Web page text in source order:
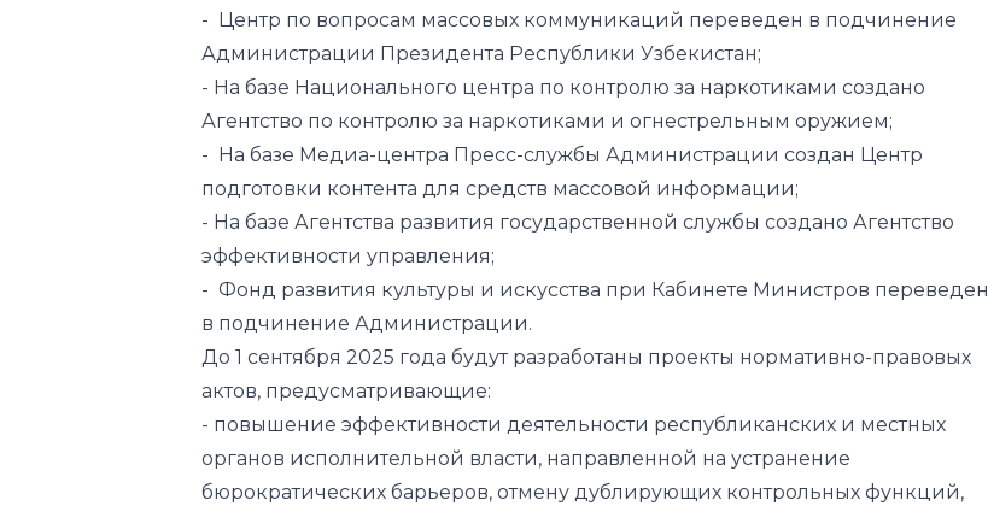
- Центр по вопросам массовых коммуникаций переведен в подчинение
Администрации Президента Республики Узбекистан;
- На базе Национального центра по контролю за наркотиками создано
Агентство по контролю за наркотиками и огнестрельным оружием;
- На базе Медиа-центра Пресс-службы Администрации создан Центр
подготовки контента для средств массовой информации;
- На базе Агентства развития государственной службы создано Агентство
эффективности управления;
- Фонд развития культуры и искусства при Кабинете Министров переведен
в подчинение Администрации.
До 1 сентября 2025 года будут разработаны проекты нормативно-правовых
актов, предусматривающие:
- повышение эффективности деятельности республиканских и местных
органов исполнительной власти, направленной на устранение
бюрократических барьеров, отмену дублирующих контрольных функций,